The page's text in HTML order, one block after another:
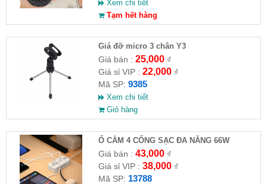
Xem chi tiết
Tạm hết hàng
Giá đỡ micro 3 chân Y3
Giá bán : 25,000₫
Giá sỉ VIP : 22,000₫
Mã SP: 9385
Xem chi tiết
Giỏ hàng
Ổ CẮM 4 CỔNG SẠC ĐA NĂNG 66W
Giá bán : 43,000₫
Giá sỉ VIP : 38,000₫
Mã SP: 13788